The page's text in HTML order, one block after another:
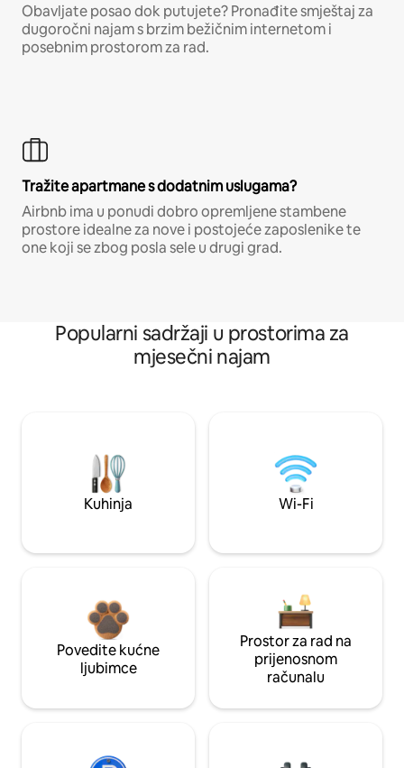
Obavljate posao dok putujete? Pronađite smještaj za
dugoročni najam s brzim bežičnim internetom i
posebnim prostorom za rad.
Tražite apartmane s dodatnim uslugama?
Airbnb ima u ponudi dobro opremljene stambene
prostore idealne za nove i postojeće zaposlenike te
one koji se zbog posla sele u drugi grad.
Popularni sadržaji u prostorima za
mjesečni najam
Kuhinja Wi-Fi
Povedite kućne
ljubimce
Prostor za rad na
prijenosnom
računalu